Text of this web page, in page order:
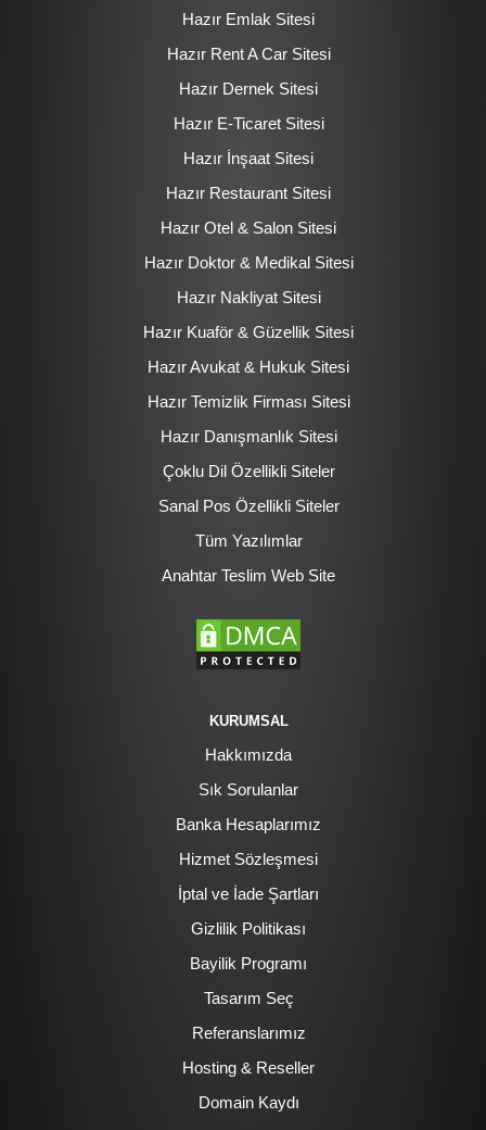
Hazır Emlak Sitesi
Hazır Rent A Car Sitesi
Hazır Dernek Sitesi
Hazır E-Ticaret Sitesi
Hazır İnşaat Sitesi
Hazır Restaurant Sitesi
Hazır Otel & Salon Sitesi
Hazır Doktor & Medikal Sitesi
Hazır Nakliyat Sitesi
Hazır Kuaför & Güzellik Sitesi
Hazır Avukat & Hukuk Sitesi
Hazır Temizlik Firması Sitesi
Hazır Danışmanlık Sitesi
Çoklu Dil Özellikli Siteler
Sanal Pos Özellikli Siteler
Tüm Yazılımlar
Anahtar Teslim Web Site
KURUMSAL
Hakkımızda
Sık Sorulanlar
Banka Hesaplarımız
Hizmet Sözleşmesi
İptal ve İade Şartları
Gizlilik Politikası
Bayilik Programı
Tasarım Seç
Referanslarımız
Hosting & Reseller
Domain Kaydı